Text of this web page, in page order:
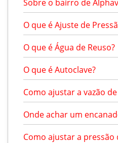
Sobre o bairro de
O que é Ajuste de
O que é Água de Reuso?
O que é Autoclave?
Como ajustar a vazão
Onde achar um
Como ajustar a pressão